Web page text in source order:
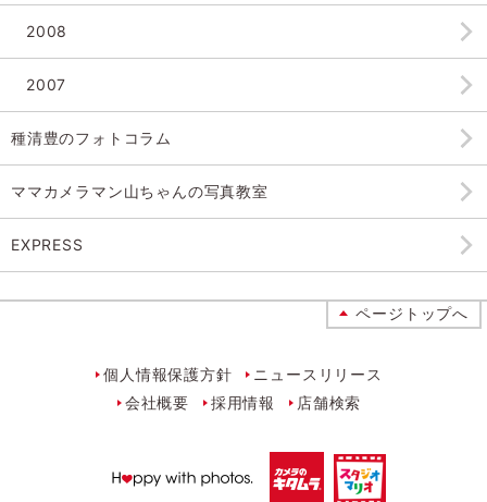
2008
2007
種清豊のフォトコラム
ママカメラマン山ちゃんの写真教室
EXPRESS
ページトップへ
個人情報保護方針
ニュースリリース
会社概要
採用情報 店舗検索